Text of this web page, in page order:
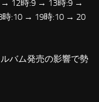
12時:9 → 13時:9 →
:10 → 19時:10 → 20
バム発売の影響で勢